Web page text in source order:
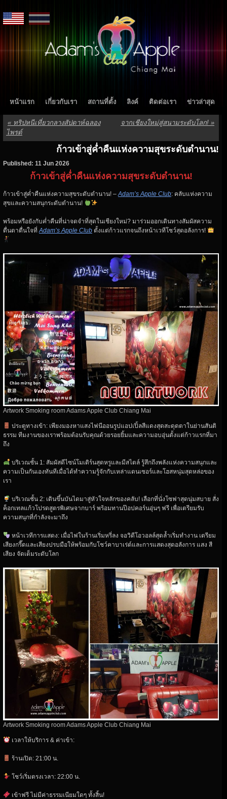
หน้าแรก เกี่ยวกับเรา สถานที่ตั้ง ลิงค์ ติดต่อเรา ข่าวล่าสุด
« ทริปหนีเที่ยวกลางสัปดาห์ฉลอง
ไพรด์
จากเชียงใหม่สู่สนามระดับโลก! »
ก้าวเข้าสู่ค่ำคืนแห่งความสุขระดับตำนาน!
Published: 11 Jun 2026
ก้าวเข้าสู่ค่ำคืนแห่งความสุขระดับตำนาน!
ก้าวเข้าสู่ค่ำคืนแห่งความสุขระดับตำนาน! –Adam’s Apple Club: คลับแห่งความ
สุขและความสนุกระดับตำนาน!
พร้อมหรือยังกับค่ำคืนที่น่าจดจำที่สุดในเชียงใหม่? มาร่วมออกเดินทางสัมผัสความ
ตื่นตาตื่นใจที่Adam’s Apple Club ตั้งแต่ก้าวแรกจนถึงหน้าเวทีโชว์สุดอลังการ!
Artwork Smoking room Adams Apple Club Chiang Mai
ประตูทางเข้า: เพียงมองหาแสงไฟนีออนรูปแอปเปิ้ลสีแดงสุดสะดุดตาในย่านสันติ
ธรรม ทีมงานของเราพร้อมต้อนรับคุณด้วยรอยยิ้มและความอบอุ่นตั้งแต่ก้าวแรกที่มา
ถึง
บริเวณชั้น 1: สัมผัสดีไซน์โมเดิร์นสุดหรูและมีสไตล์ รู้สึกถึงพลังแห่งความสนุกและ
ความเป็นกันเองทันทีเมื่อได้ทำความรู้จักกับเหล่าแดนเซอร์และโฮสหนุ่มสุดหล่อของ
เรา
บริเวณชั้น 2: เดินขึ้นบันไดมาสู่หัวใจหลักของคลับ! เลือกที่นั่งโซฟาสุดนุ่มสบาย สั่ง
ค็อกเทลแก้วโปรดสูตรพิเศษจากบาร์ พร้อมทานป๊อปคอร์นอุ่นๆ ฟรี เพื่อเตรียมรับ
ความสนุกที่กำลังจะมาถึง
หน้าเวทีการแสดง: เมื่อไฟในร้านเริ่มหรี่ลง จอวิดีโอวอลล์สุดล้ำเริ่มทำงาน เตรียม
เสียงกรี๊ดและเสียงปรบมือให้พร้อมกับโชว์คาบาเร่ต์และการแสดงสุดอลังการ แสง สี
เสียง จัดเต็มระดับโลก
Artwork Smoking room Adams Apple Club Chiang Mai
เวลาให้บริการ & ค่าเข้า:
ร้านเปิด: 21:00 น.
โชว์เริ่มตรงเวลา: 22:00 น.
เข้าฟรี ไม่มีค่าธรรมเนียมใดๆ ทั้งสิ้น!